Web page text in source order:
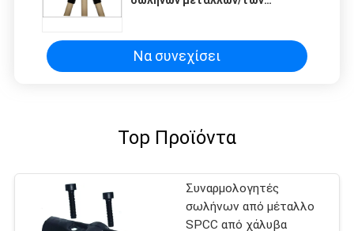
Να συνεχίσει
Top Προϊόντα
Συναρμολογητές
σωλήνων από μέταλλο
SPCC από χάλυβα